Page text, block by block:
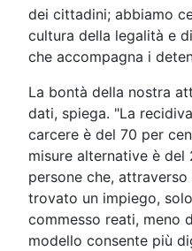
dei cittadini; abbiamo
cultura della legalità e
che accompagna i
La bontà della nostra
dati, spiega. "La
carcere è del 70 per
misure alternative è
persone che,
trovato un impiego,
commesso reati, meno
modello consente più